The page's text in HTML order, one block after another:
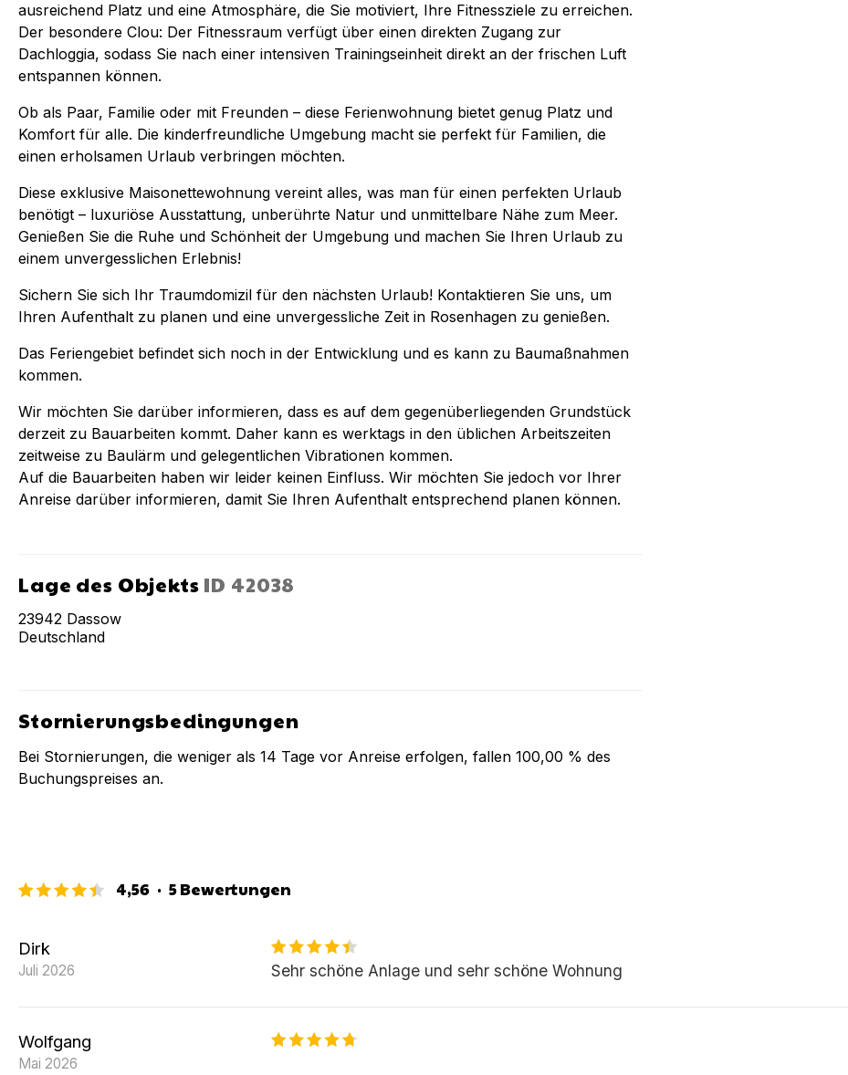
ausreichend Platz und eine Atmosphäre, die Sie motiviert, Ihre Fitnessziele zu erreichen.
Der besondere Clou: Der Fitnessraum verfügt über einen direkten Zugang zur
Dachloggia, sodass Sie nach einer intensiven Trainingseinheit direkt an der frischen Luft
entspannen können.
Ob als Paar, Familie oder mit Freunden – diese Ferienwohnung bietet genug Platz und
Komfort für alle. Die kinderfreundliche Umgebung macht sie perfekt für Familien, die
einen erholsamen Urlaub verbringen möchten.
Diese exklusive Maisonettewohnung vereint alles, was man für einen perfekten Urlaub
benötigt – luxuriöse Ausstattung, unberührte Natur und unmittelbare Nähe zum Meer.
Genießen Sie die Ruhe und Schönheit der Umgebung und machen Sie Ihren Urlaub zu
einem unvergesslichen Erlebnis!
Sichern Sie sich Ihr Traumdomizil für den nächsten Urlaub! Kontaktieren Sie uns, um
Ihren Aufenthalt zu planen und eine unvergessliche Zeit in Rosenhagen zu genießen.
Das Feriengebiet befindet sich noch in der Entwicklung und es kann zu Baumaßnahmen
kommen.
Wir möchten Sie darüber informieren, dass es auf dem gegenüberliegenden Grundstück
derzeit zu Bauarbeiten kommt. Daher kann es werktags in den üblichen Arbeitszeiten
zeitweise zu Baulärm und gelegentlichen Vibrationen kommen.
Auf die Bauarbeiten haben wir leider keinen Einfluss. Wir möchten Sie jedoch vor Ihrer
Anreise darüber informieren, damit Sie Ihren Aufenthalt entsprechend planen können.
Lage des Objekts ID 42038
23942 Dassow
Deutschland
Stornierungsbedingungen
Bei Stornierungen, die weniger als 14 Tage vor Anreise erfolgen, fallen 100,00 % des
Buchungspreises an.
4,56 · 5Bewertungen
Dirk
Juli 2026 Sehr schöne Anlage und sehr schöne Wohnung
Wolfgang
Mai 2026